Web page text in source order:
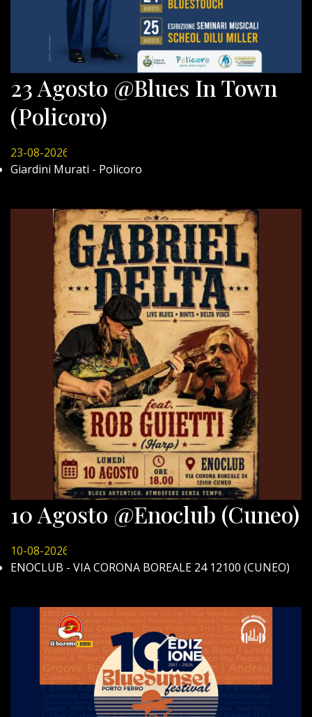
23 Agosto @Blues In Town
(Policoro)
23-08-2026
Giardini Murati - Policoro
10 Agosto @Enoclub (Cuneo)
10-08-2026
ENOCLUB - VIA CORONA BOREALE 24 12100 (CUNEO)